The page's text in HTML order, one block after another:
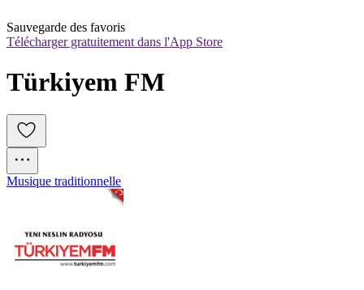
Sauvegarde des favoris
Télécharger gratuitement dans l'App Store
Türkiyem FM
Musique traditionnelle